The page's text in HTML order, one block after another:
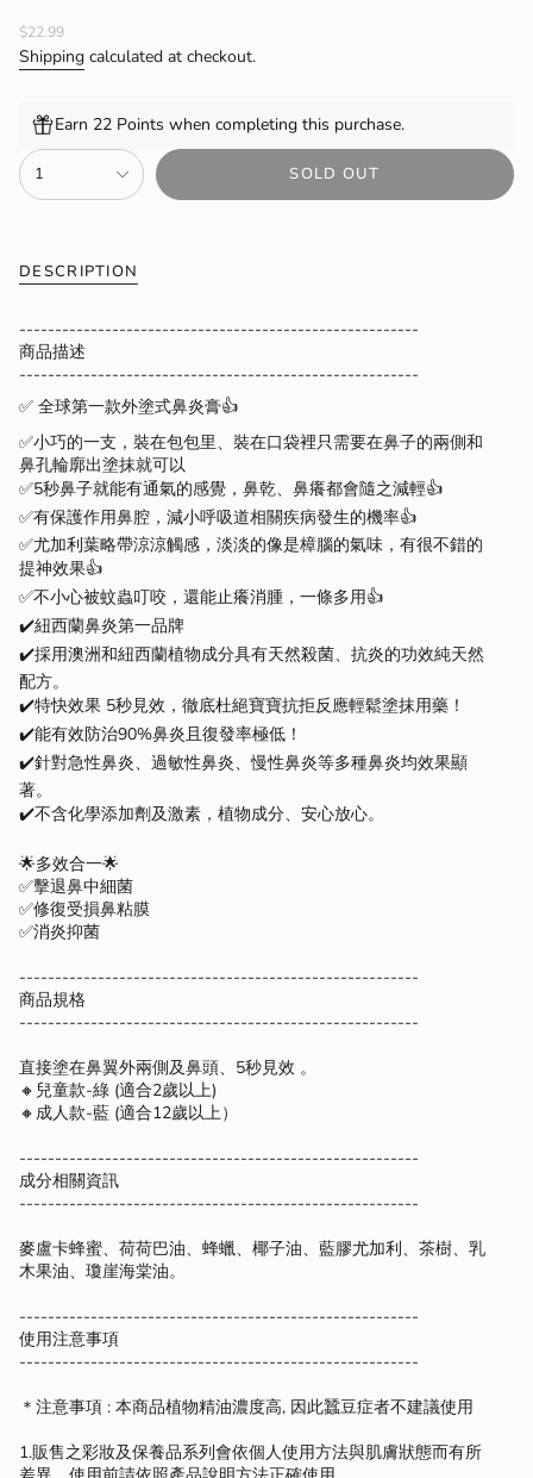
UNAVAILABLEUNAVAILABLE
Regular
price
$22.99
Shipping calculated at checkout.
Earn 22 Points when completing this purchase.
{"in_cart_html"=>"
<span
class=\"quantity-
quantity
in
cart",
quantity
for
{{
product
}}",
"multiples_of"=>"Increments
of
{{
quantity
"minimum_of"=>"Minimum
of
{{
quantity
}}",
"maximum_of"=>"Maximum
of
{{
quantity
1 SOLD OUT
DESCRIPTION
--------------------------------------------------------
商品描述
--------------------------------------------------------
✅ 全球第一款外塗式鼻炎膏👍
✅小巧的一支，裝在包包里、裝在口袋裡只需要在鼻子的兩側和
鼻孔輪廓出塗抹就可以
✅5秒鼻子就能有通氣的感覺，鼻乾、鼻癢都會隨之減輕👍
✅有保護作用鼻腔，減小呼吸道相關疾病發生的機率👍
✅尤加利葉略帶涼涼觸感，淡淡的像是樟腦的氣味，有很不錯的
提神效果👍
✅不小心被蚊蟲叮咬，還能止癢消腫，一條多用👍
✔️紐西蘭鼻炎第一品牌
✔️採用澳洲和紐西蘭植物成分具有天然殺菌、抗炎的功效純天然
配方。
✔️特快效果 5秒見效，徹底杜絕寶寶抗拒反應輕鬆塗抹用藥！
✔️能有效防治90%鼻炎且復發率極低！
✔️針對急性鼻炎、過敏性鼻炎、慢性鼻炎等多種鼻炎均效果顯
著。
✔️不含化學添加劑及激素，植物成分、安心放心。
🌟多效合一🌟
✅擊退鼻中細菌
✅修復受損鼻粘膜
✅消炎抑菌
--------------------------------------------------------
商品規格
--------------------------------------------------------
直接塗在鼻翼外兩側及鼻頭、5秒見效 。
🔸 兒童款-綠 (適合2歲以上)
🔸成人款-藍 (適合12歲以上）
--------------------------------------------------------
成分相關資訊
--------------------------------------------------------
麥盧卡蜂蜜、荷荷巴油、蜂蠟、椰子油、藍膠尤加利、茶樹、乳
木果油、瓊崖海棠油。
--------------------------------------------------------
使用注意事項
--------------------------------------------------------
＊ 注意事項 : 本商品植物精油濃度高, 因此蠶豆症者不建議使用
1.販售之彩妝及保養品系列會依個人使用方法與肌膚狀態而有所